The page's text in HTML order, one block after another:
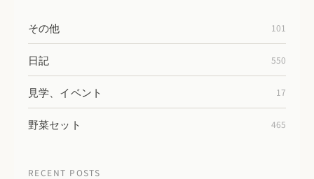
その他 101
日記 550
見学、イベント 17
野菜セット 465
RECENT POSTS